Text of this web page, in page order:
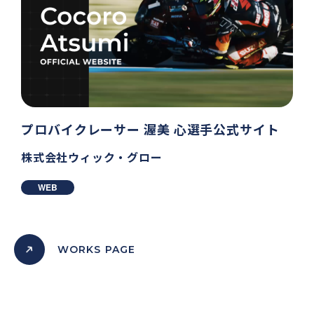
プロバイクレーサー 渥美 心選手公式サイト
株式会社ウィック・グロー
WEB
WORKS PAGE